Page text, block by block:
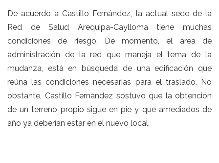
De acuerdo a Castillo Fernández, la actual sede de la
Red de Salud Arequipa-Caylloma tiene muchas
condiciones de riesgo. De momento, el área de
administración de la red que maneja el tema de la
mudanza, está en búsqueda de una edificación que
reúna las condiciones necesarias para el traslado. No
obstante, Castillo Fernández sostuvo que la obtención
de un terreno propio sigue en pie y que amediados de
año ya deberían estar en el nuevo local.